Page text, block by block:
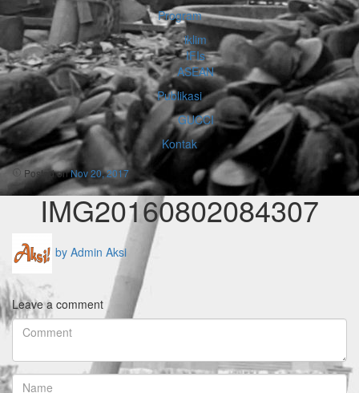
Program
iklim
IFIs
ASEAN
Publikasi
GUCCI
Kontak
Posted onNov 20, 2017
IMG20160802084307
by Admin Aksi
Leave a comment